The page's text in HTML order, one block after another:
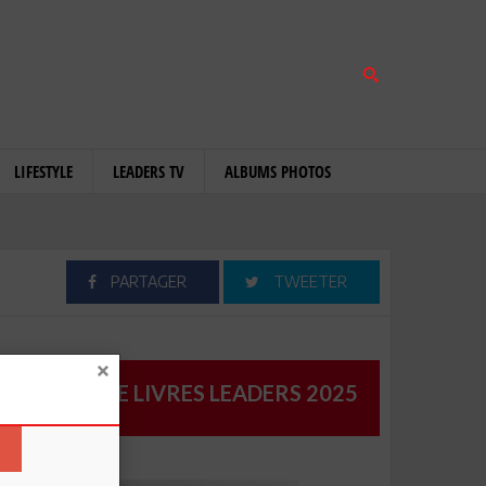
LIFESTYLE LEADERS TV ALBUMS PHOTOS
PARTAGER TWEETER
CATALOGUE LIVRES LEADERS 2025